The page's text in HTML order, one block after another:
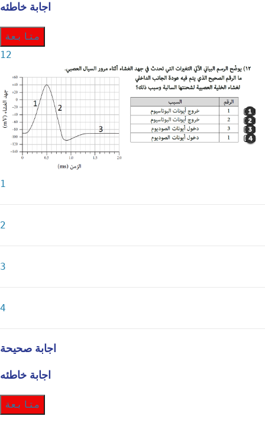
اجابة خاطئه
متابعة
12
1
2
3
4
اجابة صحيحة
اجابة خاطئه
متابعة